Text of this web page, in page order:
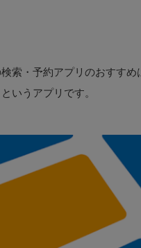
索・予約アプリのおすすめ
いうアプリです。